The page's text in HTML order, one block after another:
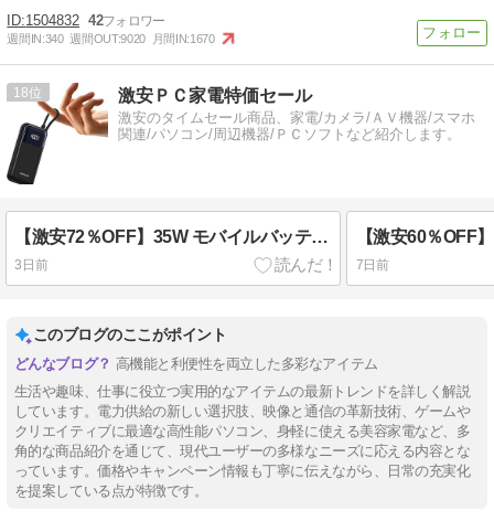
1504832 42
週間IN:340 週間OUT:9020 月間IN:1670
18 激安ＰＣ家電特価セール
激安のタイムセール商品、家電/カメラ/ＡＶ機器/スマホ
関連/パソコン/周辺機器/ＰＣソフトなど紹介します。
【激安72％OFF】35W モバイルバッテリー 10,000mAh ケーブル内蔵 タイプC 実質999円(税込)
3日前 7日前
このブログのここがポイント
高機能と利便性を両立した多彩なアイテム
生活や趣味、仕事に役立つ実用的なアイテムの最新トレンドを詳しく解説
しています。電力供給の新しい選択肢、映像と通信の革新技術、ゲームや
クリエイティブに最適な高性能パソコン、身軽に使える美容家電など、多
角的な商品紹介を通じて、現代ユーザーの多様なニーズに応える内容とな
っています。価格やキャンペーン情報も丁寧に伝えながら、日常の充実化
を提案している点が特徴です。